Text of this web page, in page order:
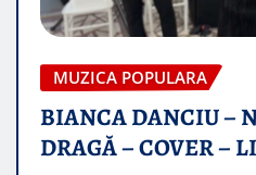
MUZICA POPULARA
BIANCA DANCIU –
DRAGĂ – COVER –